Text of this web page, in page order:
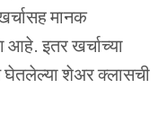
मानक
आहे. इतर खर्चाच्या
घेतलेल्या शेअर क्लासची